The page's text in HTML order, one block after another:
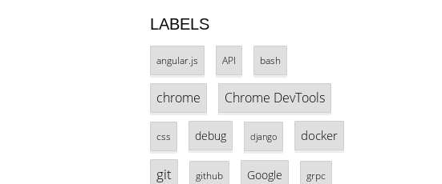
LABELS
angular.js API bash
chrome Chrome DevTools
css debug django docker
git github Google grpc